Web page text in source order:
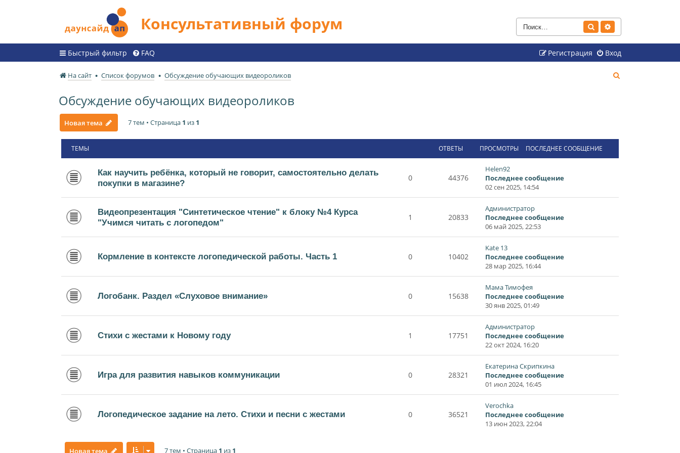
Консультативный форум Поиск
Быстрый фильтр FAQ Вход
Регистрация
На сайт Список форумов Обсуждение обучающих видеороликов
Обсуждение обучающих видеороликов
Новая тема 7 тем • Страница 1 из 1
ТЕМЫ ОТВЕТЫ ПРОСМОТРЫ ПОСЛЕДНЕЕ СООБЩЕНИЕ
Как научить ребёнка, который не говорит, самостоятельно делать
покупки в магазине?
0 44376
Helen92
Последнее сообщение
02 сен 2025, 14:54
Видеопрезентация "Синтетическое чтение" к блоку №4 Курса
"Учимся читать с логопедом"
1 20833
Администратор
Последнее сообщение
06 май 2025, 22:53
Кормление в контексте логопедической работы. Часть 1 0 10402
Kate 13
Последнее сообщение
28 мар 2025, 16:44
Логобанк. Раздел «Слуховое внимание» 0 15638
Мама Тимофея
Последнее сообщение
30 янв 2025, 01:49
Стихи с жестами к Новому году 1 17751
Администратор
Последнее сообщение
22 окт 2024, 16:20
Игра для развития навыков коммуникации 0 28321
Екатерина Скрипкина
Последнее сообщение
01 июл 2024, 16:45
Логопедическое задание на лето. Стихи и песни с жестами 0 36521
Verochka
Последнее сообщение
13 июн 2023, 22:04
Новая тема 7 тем • Страница 1 из 1